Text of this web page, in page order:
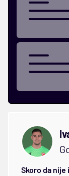
Skoro da